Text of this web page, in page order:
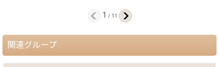
1 / 11
関連グループ